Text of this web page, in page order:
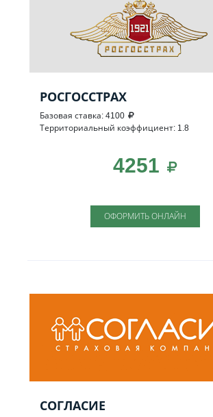
РОСГОССТРАХ
Базовая ставка: 4100
Территориальный коэффициент: 1.8
4251
ОФОРМИТЬ ОНЛАЙН
СОГЛАСИЕ